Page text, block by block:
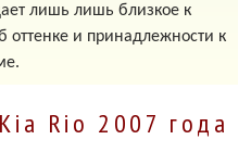
лишь лишь близкое к
оттенке и принадлежности к
Rio 2007 года